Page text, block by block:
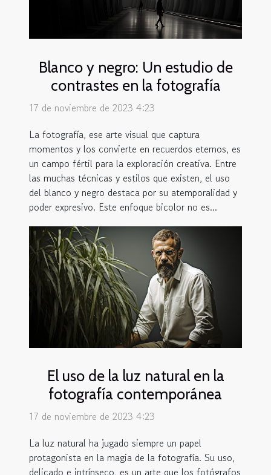
Blanco y negro: Un estudio de
contrastes en la fotografía
17 de noviembre de 2023 4:23
La fotografía, ese arte visual que captura
momentos y los convierte en recuerdos eternos, es
un campo fértil para la exploración creativa. Entre
las muchas técnicas y estilos que existen, el uso
del blanco y negro destaca por su atemporalidad y
poder expresivo. Este enfoque bicolor no es...
El uso de la luz natural en la
fotografía contemporánea
17 de noviembre de 2023 4:23
La luz natural ha jugado siempre un papel
protagonista en la magia de la fotografía. Su uso,